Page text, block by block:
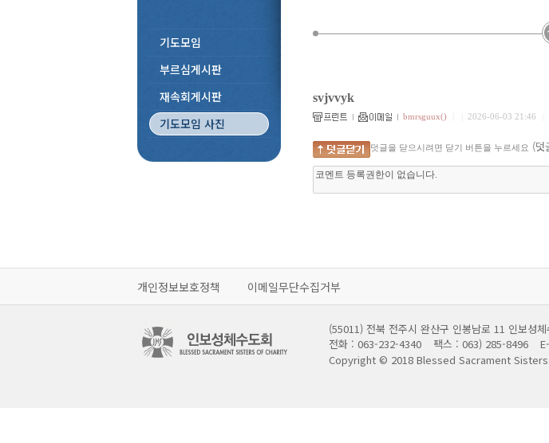
기도모임
부르심게시판
재속회게시판
기도모임 사진
svjvvyk
bmrsguux() 2026-06-03 21:46
덧글을 닫으시려면 닫기 버튼을 누르세요 (덧
개인정보보호정책 이메일무단수집거부
(55011) 전북 전주시 완산구 인봉남로 11 인보성체
전화 : 063-232-4340
팩스 : 063) 285-8496
Copyright © 2018 Blessed Sacrament